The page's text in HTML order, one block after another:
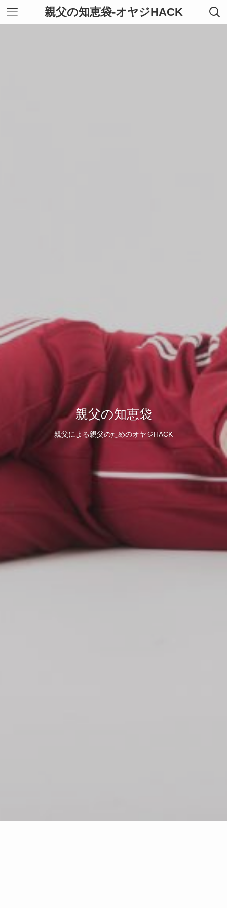
親父の知恵袋-オヤジHACK
親父の知恵袋
親父による親父のためのオヤジHACK